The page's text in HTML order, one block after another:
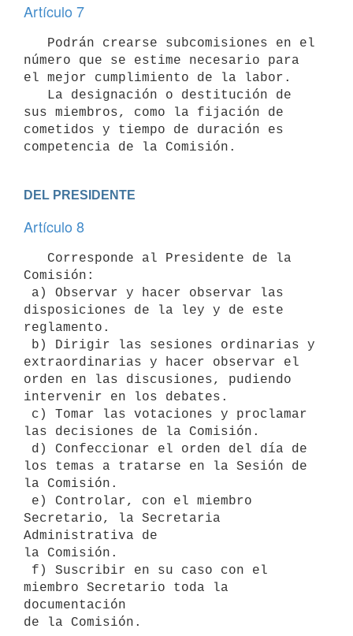
Artículo 7
número que se estime necesario para
el mejor cumplimiento de la labor.
sus miembros, como la fijación de
cometidos y tiempo de duración es
competencia de la Comisión.
DEL PRESIDENTE
Artículo 8
Comisión:
disposiciones de la ley y de este
reglamento.
extraordinarias y hacer observar el
orden en las discusiones, pudiendo
intervenir en los debates.
las decisiones de la Comisión.
los temas a tratarse en la Sesión de
la Comisión.
Secretario, la Secretaria
Administrativa de
la Comisión.
miembro Secretario toda la
documentación